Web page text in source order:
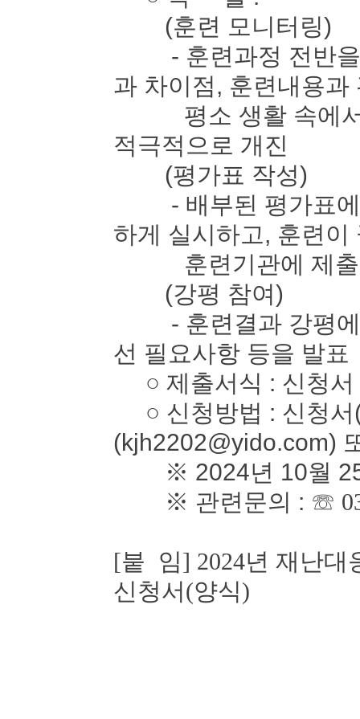
(훈련 모니터링)
- 훈련과정 전반을
과 차이점, 훈련내용과
평소 생활 속에서
적극적으로 개진
(평가표 작성)
- 배부된 평가표에
하게 실시하고, 훈련이
훈련기관에 제출
(강평 참여)
- 훈련결과 강평에
선 필요사항 등을 발표
○ 제출서식 : 신청서
○ 신청방법 : 신청서
(kjh2202@yido.com)
※ 2024년 10월 25
※ 관련문의 : ☏
[붙 임] 2024년 재난대
신청서(양식)